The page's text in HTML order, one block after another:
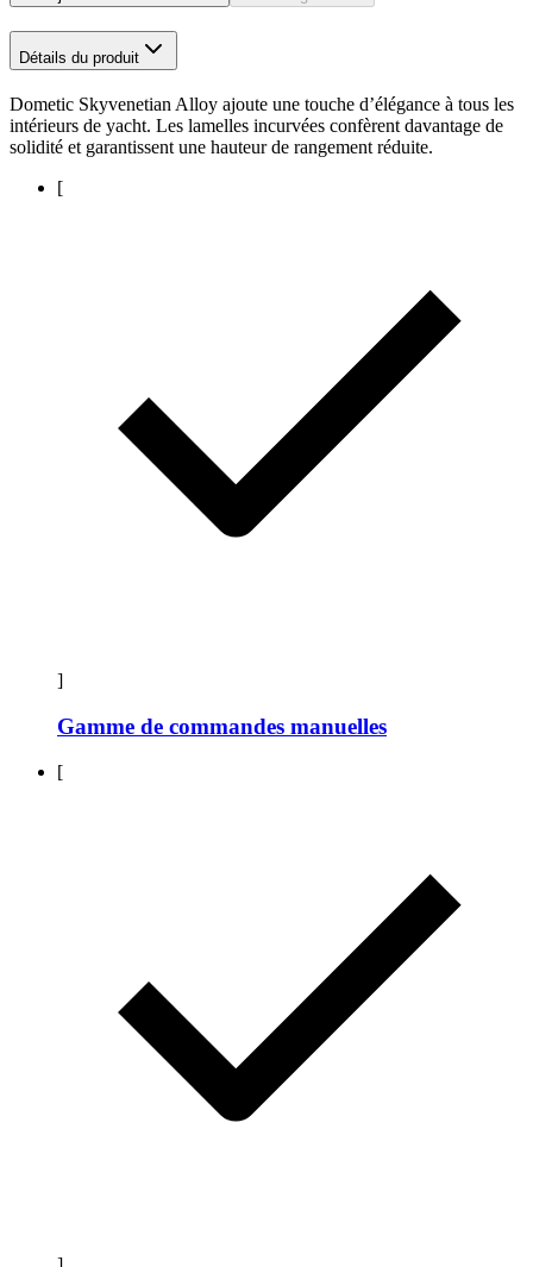
Détails du produit
Dometic Skyvenetian Alloy ajoute une touche d’élégance à tous les
intérieurs de yacht. Les lamelles incurvées confèrent davantage de
solidité et garantissent une hauteur de rangement réduite.
[
]
Gamme de commandes manuelles
[